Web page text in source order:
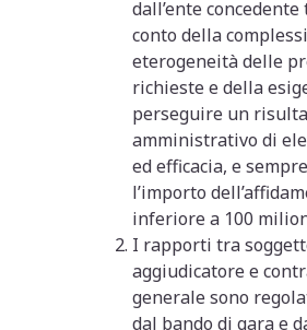
dall’ente concedente
conto della
eterogeneità delle
richieste e della
perseguire un
amministrativo di
ed efficacia, e
l’importo
inferiore a 100
I rapporti tra
aggiudicatore e
generale sono
dal bando di gara e